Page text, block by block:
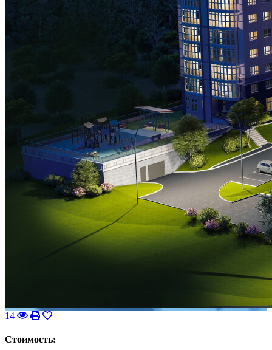
Следующее
Предыдущее
14
Стоимость: